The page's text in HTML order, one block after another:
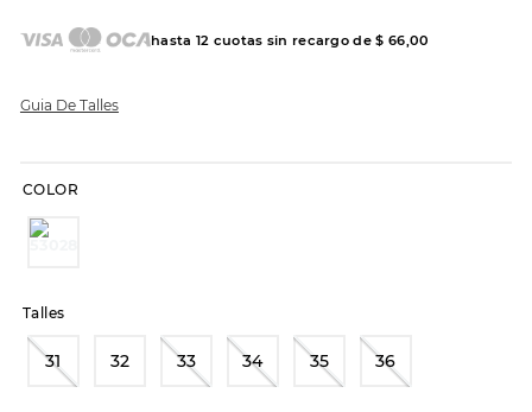
hasta 12 cuotas sin recargo de$ 66 00
Guia De Talles
COLOR
Talles
31 32 33 34 35 36